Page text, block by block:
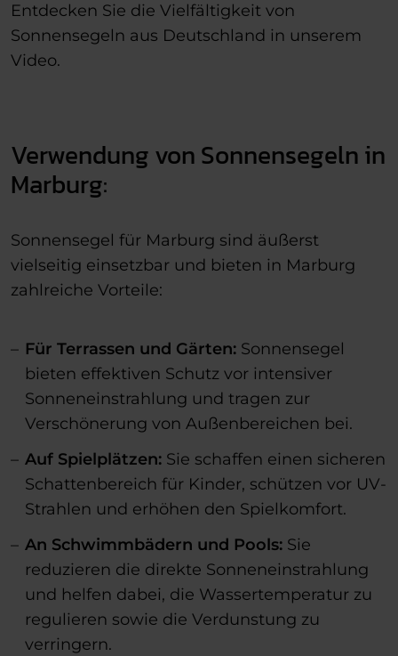
Entdecken Sie die Vielfältigkeit von
Sonnensegeln aus Deutschland in unserem
Video.
Verwendung von Sonnensegeln in
Marburg:
Sonnensegel für Marburg sind äußerst
vielseitig einsetzbar und bieten in Marburg
zahlreiche Vorteile:
Für Terrassen und Gärten: Sonnensegel
bieten effektiven Schutz vor intensiver
Sonneneinstrahlung und tragen zur
Verschönerung von Außenbereichen bei.
Auf Spielplätzen: Sie schaffen einen sicheren
Schattenbereich für Kinder, schützen vor UV-
Strahlen und erhöhen den Spielkomfort.
An Schwimmbädern und Pools: Sie
reduzieren die direkte Sonneneinstrahlung
und helfen dabei, die Wassertemperatur zu
regulieren sowie die Verdunstung zu
verringern.